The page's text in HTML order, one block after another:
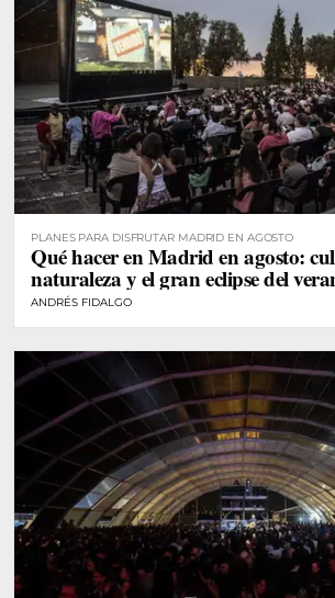
PLANES PARA DISFRUTAR MADRID EN AGOSTO
Qué hacer en Madrid en agosto:
naturaleza y el gran eclipse del
ANDRÉS FIDALGO